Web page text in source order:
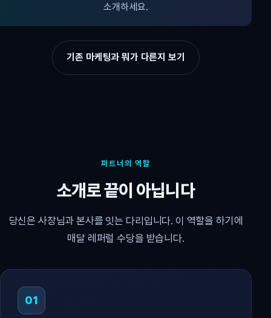
소개하세요.
기존 마케팅과 뭐가 다른지 보기
파트너의 역할
소개로 끝이 아닙니다
당신은 사장님과 본사를 잇는 다리입니다. 이 역할을 하기에
매달 레퍼럴 수당을 받습니다.
01